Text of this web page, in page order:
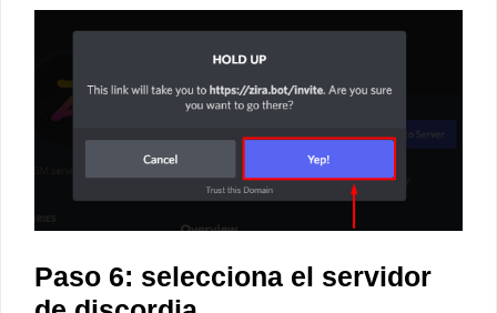
Paso 6: selecciona el servidor